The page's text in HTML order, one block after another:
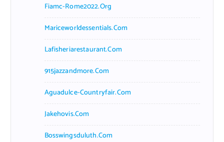
Fiamc-Rome2022.org
Mariceworldessentials.com
Lafisheriarestaurant.com
915jazzandmore.com
Aguadulce-Countryfair.com
Jakehovis.com
Bosswingsduluth.com